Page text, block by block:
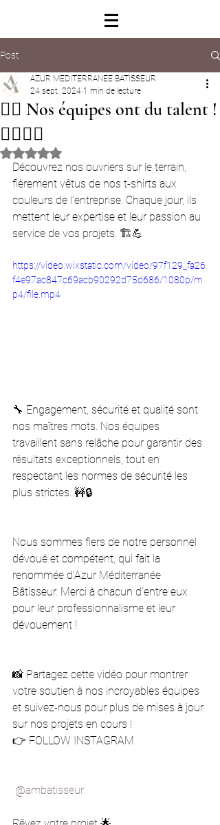
Post
👷‍♀️ Nos équipes ont du talent !
👷‍♀️👷‍♂️
AZUR MEDITERRANEE BATISSEUR
24 sept. 2024 1 min de lecture
Noté NaN étoiles sur 5.
Découvrez nos ouvriers sur le terrain,
fièrement vêtus de nos t-shirts aux
couleurs de l’entreprise. Chaque jour, ils
mettent leur expertise et leur passion au
service de vos projets. 🏗️💪
https://video.wixstatic.com/video/97f129_fa26
f4e97ac847c69acb90292d75d686/1080p/m
p4/file.mp4
🔧 Engagement, sécurité et qualité sont
nos maîtres mots. Nos équipes
travaillent sans relâche pour garantir des
résultats exceptionnels, tout en
respectant les normes de sécurité les
plus strictes. 🚧🔒
Nous sommes fiers de notre personnel
dévoué et compétent, qui fait la
renommée d’Azur Méditerranée
Bâtisseur. Merci à chacun d’entre eux
pour leur professionnalisme et leur
dévouement !
📸 Partagez cette vidéo pour montrer
votre soutien à nos incroyables équipes
et suivez-nous pour plus de mises à jour
sur nos projets en cours !
👉 FOLLOW INSTAGRAM
@ambatisseur